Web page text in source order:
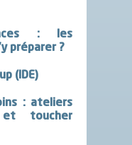
: les
préparer ?
(IDE)
: ateliers
et toucher